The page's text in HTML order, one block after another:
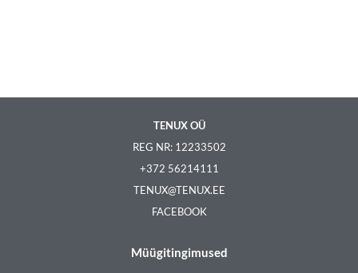
TENUX OÜ
REG NR: 12233502
+372 56214111
TENUX@TENUX.EE
FACEBOOK
Müügitingimused